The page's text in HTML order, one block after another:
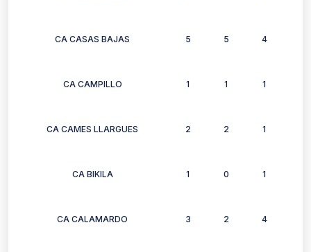
CA CASAS BAJAS 5 5 4
CA CAMPILLO 1 1 1
CA CAMES LLARGUES 2 2 1
CA BIKILA 1 0 1
CA CALAMARDO 3 2 4